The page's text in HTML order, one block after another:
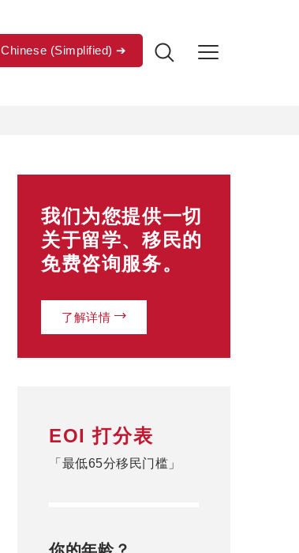
Chinese (Simplified)
我们为您提供一切
关于留学、移民的
免费咨询服务。
了解详情
EOI 打分表
「最低65分移民门槛」